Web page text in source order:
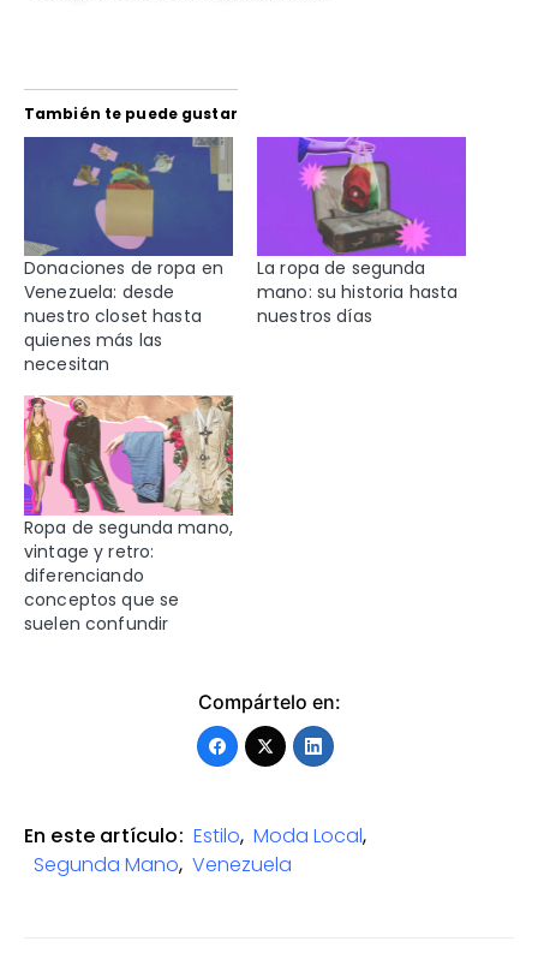
También te puede gustar
Donaciones de ropa en
Venezuela: desde
nuestro closet hasta
quienes más las
necesitan
La ropa de segunda
mano: su historia hasta
nuestros días
Ropa de segunda mano,
vintage y retro:
diferenciando
conceptos que se
suelen confundir
Compártelo en:
En este artículo: Estilo, Moda Local,
Segunda Mano, Venezuela